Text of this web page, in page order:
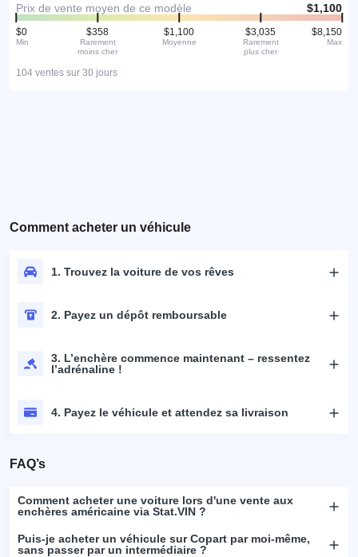
Prix de vente moyen de ce modèle $1,100
$0
Min
$358
Rarement
moins cher
$1,100
Moyenne
$3,035
Rarement
plus cher
$8,150
Max
104 ventes sur 30 jours
Comment acheter un véhicule
1. Trouvez la voiture de vos rêves
2. Payez un dépôt remboursable
3. L’enchère commence maintenant – ressentez
l’adrénaline !
4. Payez le véhicule et attendez sa livraison
FAQ’s
Comment acheter une voiture lors d'une vente aux
enchères américaine via Stat.VIN ?
Puis-je acheter un véhicule sur Copart par moi-même,
sans passer par un intermédiaire ?